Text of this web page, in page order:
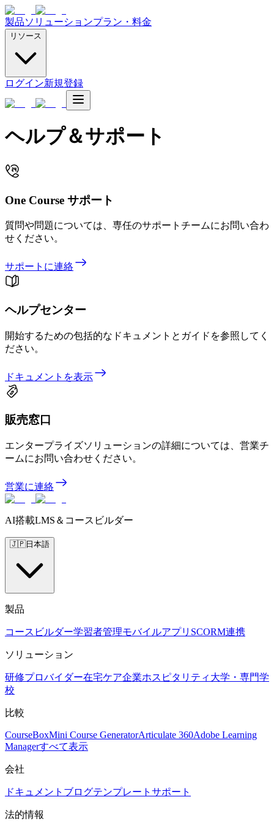
製品ソリューションプラン・料金
リソース
ログイン新規登録
ヘルプ＆サポート
One Course サポート
質問や問題については、専任のサポートチームにお問い合わ
せください。
サポートに連絡
ヘルプセンター
開始するための包括的なドキュメントとガイドを参照してく
ださい。
ドキュメントを表示
販売窓口
エンタープライズソリューションの詳細については、営業チ
ームにお問い合わせください。
営業に連絡
AI搭載LMS＆コースビルダー
🇯🇵日本語
製品
コースビルダー学習者管理モバイルアプリ SCORM連携
ソリューション
研修プロバイダー在宅ケア企業ホスピタリティ 大学・専門学
校
比較
CourseBoxMini Course GeneratorArticulate 360Adobe Learning
Managerすべて表示
会社
ドキュメント ブログテンプレート サポート
法的情報